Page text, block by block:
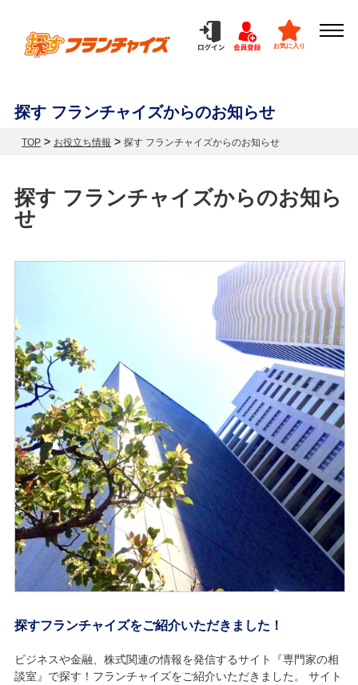
お気に入り
探す フランチャイズからのお知らせ
TOP > お役立ち情報 >探す フランチャイズからのお知らせ
探す フランチャイズからのお知ら
せ
探すフランチャイズをご紹介いただきました！
ビジネスや金融、株式関連の情報を発信するサイト『専門家の相
談室』で探す！フランチャイズをご紹介いただきました。 サイト